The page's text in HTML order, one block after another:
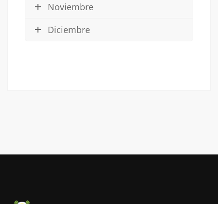
Noviembre
Diciembre